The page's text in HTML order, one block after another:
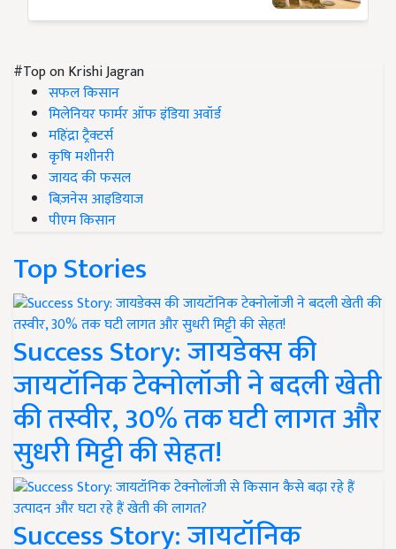
#Top on Krishi Jagran
सफल किसान
मिलेनियर फार्मर ऑफ इंडिया अवॉर्ड
महिंद्रा ट्रैक्टर्स
कृषि मशीनरी
जायद की फसल
बिज़नेस आइडियाज
पीएम किसान
Top Stories
Success Story: जायडेक्स की
जायटॉनिक टेक्नोलॉजी ने बदली खेती
की तस्वीर, 30% तक घटी लागत और
सुधरी मिट्टी की सेहत!
Success Story: जायटॉनिक